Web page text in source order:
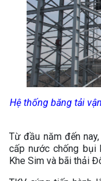
Hệ thống băng tải
Từ đầu năm đến
cấp nước chống bụi
Khe Sim và bãi thải